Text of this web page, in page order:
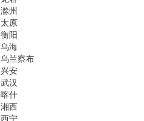
滁州
太原
衡阳
乌海
乌兰察布
兴安
武汉
喀什
湘西
西宁